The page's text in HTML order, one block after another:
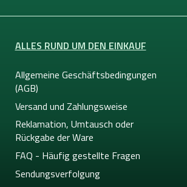
ALLES RUND UM DEN EINKAUF
Allgemeine Geschäftsbedingungen
(AGB)
Versand und Zahlungsweise
Reklamation, Umtausch oder
Rückgabe der Ware
FAQ - Häufig gestellte Fragen
Sendungsverfolgung